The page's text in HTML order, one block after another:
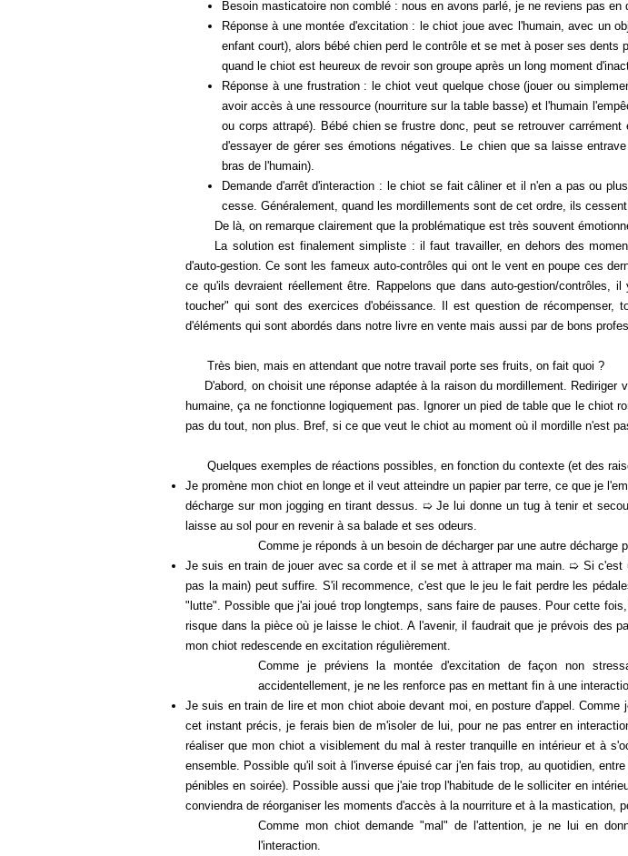
Besoin masticatoire non comblé : nous en avons parlé, je ne reviens pas
Réponse à une montée d'excitation : le chiot joue avec l'humain, avec un
enfant court), alors bébé chien perd le contrôle et se met à poser ses
quand le chiot est heureux de revoir son groupe après un long moment
Réponse à une frustration : le chiot veut quelque chose (jouer ou
avoir accès à une ressource (nourriture sur la table basse) et l'humain
ou corps attrapé). Bébé chien se frustre donc, peut se retrouver
d'essayer de gérer ses émotions négatives. Le chien que sa laisse
bras de l'humain).
Demande d'arrêt d'interaction : le chiot se fait câliner et il n'en a pas ou
cesse. Généralement, quand les mordillements sont de cet ordre, ils
De là, on remarque clairement que la problématique est très souvent
La solution est finalement simpliste : il faut travailler, en dehors des
d'auto-gestion. Ce sont les fameux auto-contrôles qui ont le vent en poupe ces
ce qu'ils devraient réellement être. Rappelons que dans auto-gestion/
toucher" qui sont des exercices d'obéissance. Il est question de
d'éléments qui sont abordés dans notre livre en vente mais aussi par de bons
Très bien, mais en attendant que notre travail porte ses fruits, on fait quoi ?
D'abord, on choisit une réponse adaptée à la raison du mordillement. Rediriger
humaine, ça ne fonctionne logiquement pas. Ignorer un pied de table que le chiot
pas du tout, non plus. Bref, si ce que veut le chiot au moment où il mordille n'est
Quelques exemples de réactions possibles, en fonction du contexte (et des
Je promène mon chiot en longe et il veut atteindre un papier par terre, ce que je
décharge sur mon jogging en tirant dessus. ➯ Je lui donne un tug à tenir et
laisse au sol pour en revenir à sa balade et ses odeurs.
Comme je réponds à un besoin de décharger par une autre
Je suis en train de jouer avec sa corde et il se met à attraper ma main. ➯ Si
pas la main) peut suffire. S'il recommence, c'est que le jeu le fait perdre les
"lutte". Possible que j'ai joué trop longtemps, sans faire de pauses. Pour cette
risque dans la pièce où je laisse le chiot. A l'avenir, il faudrait que je prévois des
mon chiot redescende en excitation régulièrement.
Comme je préviens la montée d'excitation de façon non
accidentellement, je ne les renforce pas en mettant fin à une
Je suis en train de lire et mon chiot aboie devant moi, en posture d'appel.
cet instant précis, je ferais bien de m'isoler de lui, pour ne pas entrer en
réaliser que mon chiot a visiblement du mal à rester tranquille en intérieur et à
ensemble. Possible qu'il soit à l'inverse épuisé car j'en fais trop, au quotidien,
pénibles en soirée). Possible aussi que j'aie trop l'habitude de le solliciter en
conviendra de réorganiser les moments d'accès à la nourriture et à la mastication,
Comme mon chiot demande "mal" de l'attention, je ne lui en
l'interaction.